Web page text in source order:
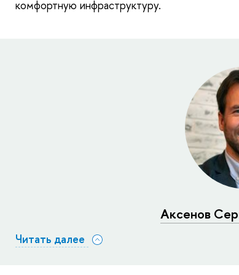
комфортную инфраструктуру.
Аксенов
Читать далее